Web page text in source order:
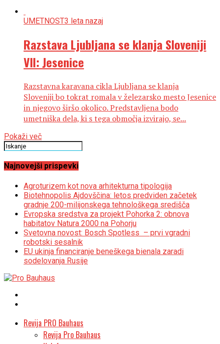
UMETNOST3 leta nazaj
Razstava Ljubljana se klanja Sloveniji
VII: Jesenice
Razstavna karavana cikla Ljubljana se klanja
Sloveniji bo tokrat romala v železarsko mesto Jesenice
in njegovo širšo okolico. Predstavljena bodo
umetniška dela, ki s tega območja izvirajo, se...
Pokaži več
Najnovejši prispevki
Agroturizem kot nova arhitekturna tipologija
Biotehnopolis Ajdovščina: letos predviden začetek
gradnje 200-milijonskega tehnološkega središča
Evropska sredstva za projekt Pohorka 2: obnova
habitatov Natura 2000 na Pohorju
Svetovna novost: Bosch Spotless – prvi vgradni
robotski sesalnik
EU ukinja financiranje beneškega bienala zaradi
sodelovanja Rusije
Revija PRO Bauhaus
Revija Pro Bauhaus